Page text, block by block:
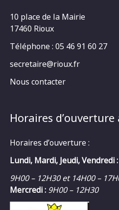
10 place de la Mairie
17460 Rioux
Téléphone : 05 46 91 60 27
secretaire@rioux.fr
Nous contacter
Horaires
Horaires d’ouverture :
Lundi, Mardi, Jeudi, Vendredi :
9H00 – 12H30 et 14H00 –
Mercredi : 9H00 – 12H30